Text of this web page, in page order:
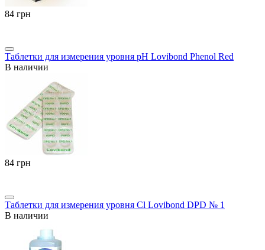
‍84‍ грн
Таблетки для измерения уровня pH Lovibond Phenol Red
В наличии
‍84‍ грн
Таблетки для измерения уровня Cl Lovibond DPD № 1
В наличии